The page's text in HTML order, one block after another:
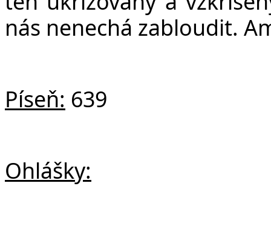
nás nenechá zabloudit.
Píseň: 639
Ohlášky: